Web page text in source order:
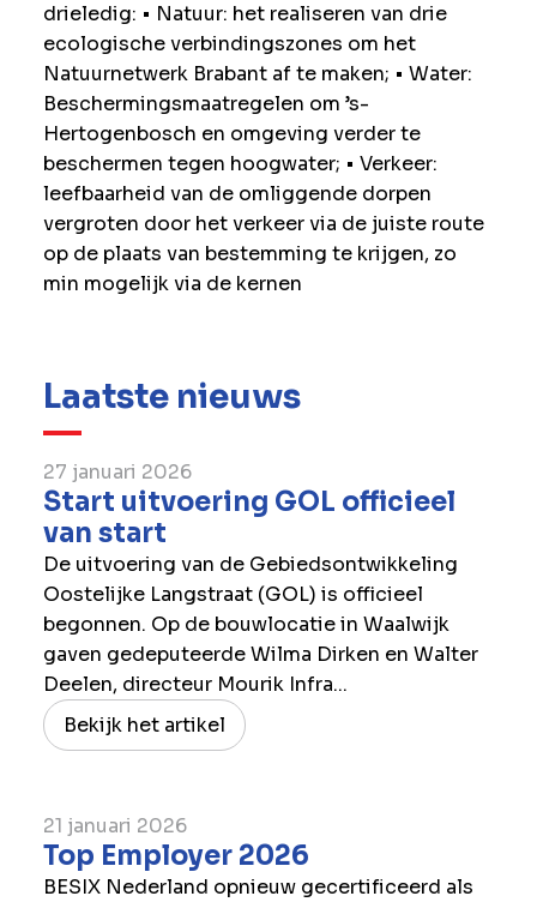
drieledig: • Natuur: het realiseren van drie
ecologische verbindingszones om het
Natuurnetwerk Brabant af te maken; • Water:
Beschermingsmaatregelen om ’s-
Hertogenbosch en omgeving verder te
beschermen tegen hoogwater; • Verkeer:
leefbaarheid van de omliggende dorpen
vergroten door het verkeer via de juiste route
op de plaats van bestemming te krijgen, zo
min mogelijk via de kernen
Laatste nieuws
27 januari 2026
Start uitvoering GOL officieel
van start
De uitvoering van de Gebiedsontwikkeling
Oostelijke Langstraat (GOL) is officieel
begonnen. Op de bouwlocatie in Waalwijk
gaven gedeputeerde Wilma Dirken en Walter
Deelen, directeur Mourik Infra...
Bekijk het artikel
21 januari 2026
Top Employer 2026
BESIX Nederland opnieuw gecertificeerd als